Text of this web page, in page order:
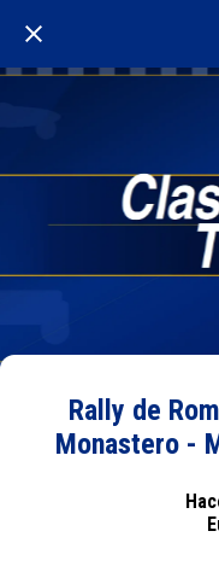
Rally de
Monastero -